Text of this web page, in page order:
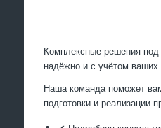
Комплексные решения
надёжно и с учётом
Наша команда поможет
подготовки и реализации